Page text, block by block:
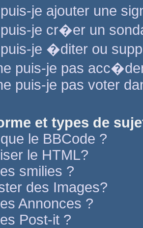
je ajouter une
je cr�er un
je �diter ou
puis-je pas
puis-je pas voter
et types de
le BBCode ?
le HTML?
smilies ?
des Images?
Annonces ?
Post-it ?